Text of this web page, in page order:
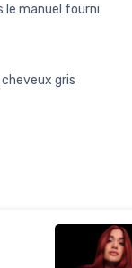
le manuel fourni
cheveux gris